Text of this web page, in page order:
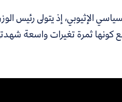
الإثيوبي، إذ يتولى رئيس
ثمرة تغيرات واسعة شهدتها